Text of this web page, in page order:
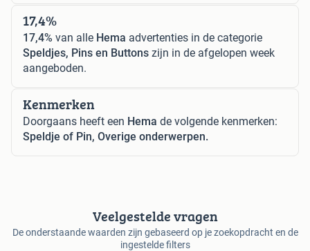
17,4%
17,4% van alle Hema advertenties in de categorie
Speldjes, Pins en Buttons zijn in de afgelopen week
aangeboden.
Kenmerken
Doorgaans heeft een Hema de volgende kenmerken:
Speldje of Pin, Overige onderwerpen.
Veelgestelde vragen
De onderstaande waarden zijn gebaseerd op je zoekopdracht en de
ingestelde filters